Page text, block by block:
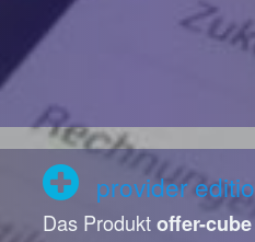
provider
Das Produktoffer-cube